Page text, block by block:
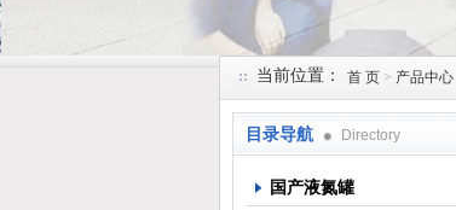
上海京工实业有限公司
当前位置： 首 页 > 产品中心
目录导航 Directory
国产液氮罐